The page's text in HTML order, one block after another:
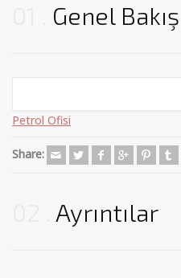
Genel Bakış
Petrol Ofisi
Share:
Ayrıntılar